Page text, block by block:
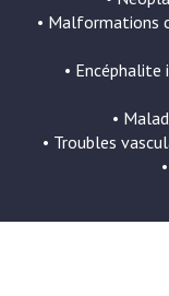
• Malformations
•
•
• Troubles